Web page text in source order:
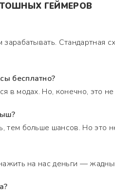
ГЕЙМЕРОВ
Стандартная
бесплатно?
в модах. Но, конечно, это не
тем больше шансов. Но это
на нас деньги —